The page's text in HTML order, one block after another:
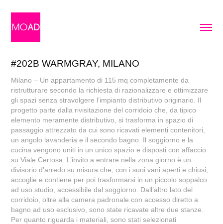
#202B WARMGRAY, MILANO
Milano – Un appartamento di 115 mq completamente da
ristrutturare secondo la richiesta di razionalizzare e ottimizzare
gli spazi senza stravolgere l’impianto distributivo originario. Il
progetto parte dalla rivisitazione del corridoio che, da tipico
elemento meramente distributivo, si trasforma in spazio di
passaggio attrezzato da cui sono ricavati elementi contenitori,
un angolo lavanderia e il secondo bagno. Il soggiorno e la
cucina vengono uniti in un unico spazio e disposti con affaccio
su Viale Certosa. L’invito a entrare nella zona giorno è un
divisorio d’arredo su misura che, con i suoi vani aperti e chiusi,
accoglie e contiene per poi trasformarsi in un piccolo soppalco
ad uso studio, accessibile dal soggiorno. Dall’altro lato del
corridoio, oltre alla camera padronale con accesso diretto a
bagno ad uso esclusivo, sono state ricavate altre due stanze.
Per quanto riguarda i materiali, sono stati selezionati